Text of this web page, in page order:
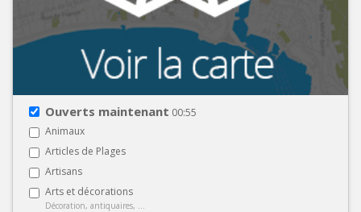
Ouverts maintenant 00:55
Animaux
Articles de Plages
Artisans
Arts et décorations
Décoration, antiquaires, ...